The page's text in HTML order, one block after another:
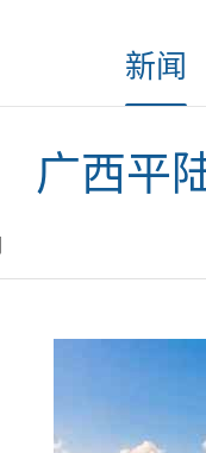
新闻
广西平